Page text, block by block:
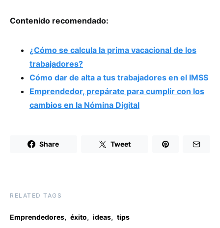
Contenido recomendado:
¿Cómo se calcula la prima vacacional de los
trabajadores?
Cómo dar de alta a tus trabajadores en el IMSS
Emprendedor, prepárate para cumplir con los
cambios en la Nómina Digital
Share Tweet
RELATED TAGS
Emprendedores, éxito, ideas, tips